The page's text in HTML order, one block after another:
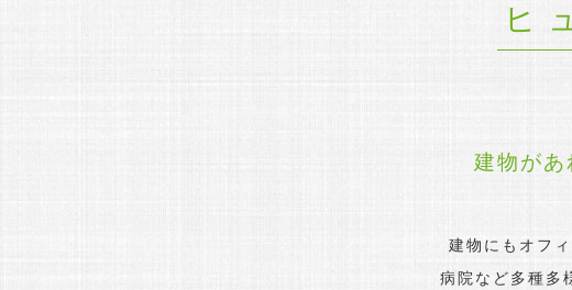
ヒ
建物があ
建物にもオフ
病院など多種多